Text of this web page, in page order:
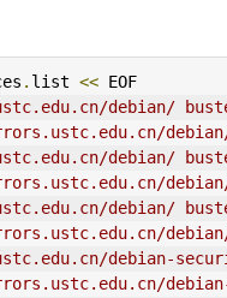
. list << EOF
debian/
debian/
debian/
debian-